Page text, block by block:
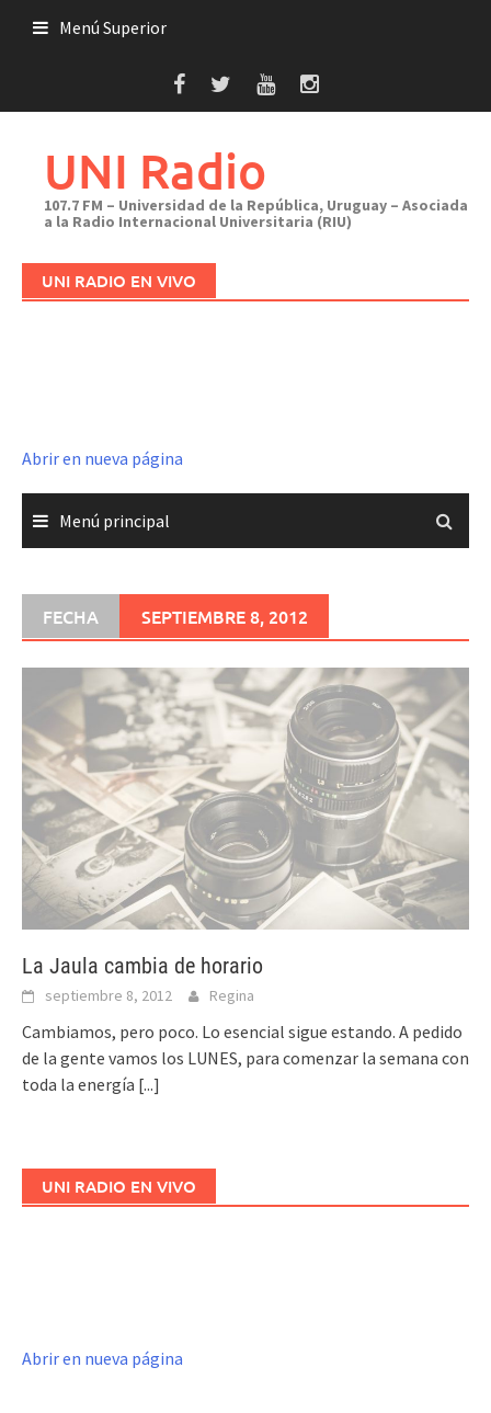
Menú Superior
UNI Radio
107.7 FM – Universidad de la República, Uruguay – Asociada
a la Radio Internacional Universitaria (RIU)
UNI RADIO EN VIVO
Abrir en nueva página
Menú principal
FECHA SEPTIEMBRE 8, 2012
La Jaula cambia de horario
septiembre 8, 2012 Regina
Cambiamos, pero poco. Lo esencial sigue estando. A pedido
de la gente vamos los LUNES, para comenzar la semana con
toda la energía [...]
UNI RADIO EN VIVO
Abrir en nueva página